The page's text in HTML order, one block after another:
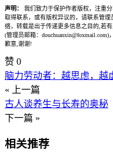
声明：
我们致力于保护作者版权，注重
取得联系，或有版权异议的，请联系管
络，转载是出于传递更多信息之目的,若
(管理员邮箱：
歉意,谢谢!
赞 0
脑力劳动者：越思虑，越
« 上一篇
古人谈养生与长寿的奥秘
下一篇 »
相关推荐